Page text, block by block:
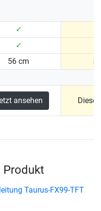
✓
✓
56 cm
ansehen
Produkt
Taurus-FX99-TFT